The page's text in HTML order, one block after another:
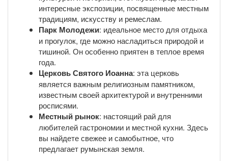
интересные экспозиции, посвященные местным
традициям, искусству и ремеслам.
Парк Молодежи: идеальное место для отдыха
и прогулок, где можно насладиться природой и
тишиной. Он особенно приятен в теплое время
года.
Церковь Святого Иоанна: эта церковь
является важным религиозным памятником,
известным своей архитектурой и внутренними
росписями.
Местный рынок: настоящий рай для
любителей гастрономии и местной кухни. Здесь
вы найдете свежее и самобытное, что
предлагает румынская земля.